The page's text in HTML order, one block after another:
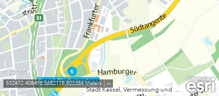
Stadt Kassel, Vermessung und Geoinformation
1:20,000
532472.408498 5682118.803384 Meters